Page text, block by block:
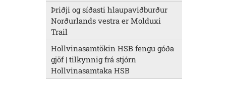
Þriðji og síðasti hlaupaviðburður
Norðurlands vestra er Molduxi
Trail
Hollvinasamtökin HSB fengu góða
gjöf | tilkynnig frá stjórn
Hollvinasamtaka HSB